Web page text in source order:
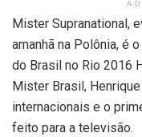
Mister Supranational,
amanhã na Polônia, é
do Brasil no Rio 2016
Mister Brasil,
internacionais e o
feito para a televisão.